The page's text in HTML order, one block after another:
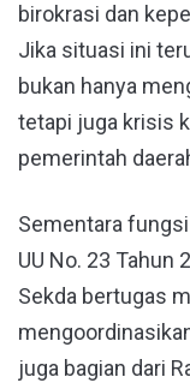
birokrasi dan
Jika situasi ini
bukan hanya
tetapi juga krisis
pemerintah
Sementara
UU No. 23 Tahun
Sekda bertugas
juga bagian dari